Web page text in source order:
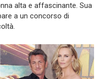
alta e affascinante. Sua
a un concorso di